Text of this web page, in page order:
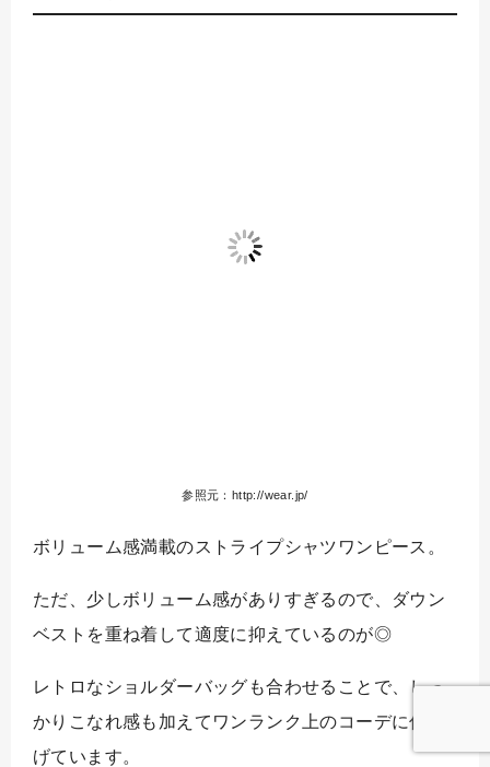
参照元：http://wear.jp/
ボリューム感満載のストライプシャツワンピース。
ただ、少しボリューム感がありすぎるので、ダウン
ベストを重ね着して適度に抑えているのが◎
レトロなショルダーバッグも合わせることで、しっ
かりこなれ感も加えてワンランク上のコーデに仕上
げています。